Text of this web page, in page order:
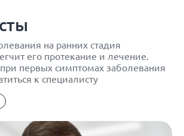
на ранних стадия
его протекание и лечение.
первых симптомах заболевания
к специалисту